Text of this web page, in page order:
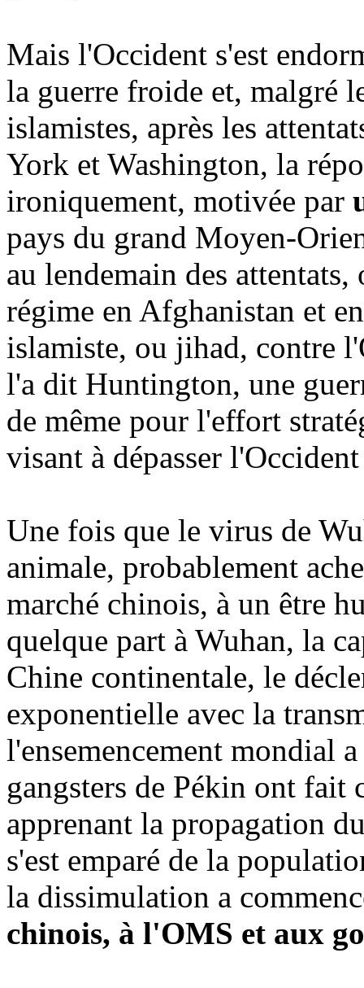
Mais l'Occident s'est
la guerre froide et, malgré
islamistes, après les
York et Washington, la
ironiquement, motivée par
pays du grand Moyen-
au lendemain des
régime en Afghanistan et
islamiste, ou jihad, contre
l'a dit Huntington, une
de même pour l'effort
visant à dépasser
Une fois que le virus de
animale, probablement
marché chinois, à un être
quelque part à Wuhan, la
Chine continentale, le
exponentielle avec la
l'ensemencement mondial
gangsters de Pékin ont fait
apprenant la propagation
s'est emparé de la
la dissimulation a
chinois, à l'OMS et aux